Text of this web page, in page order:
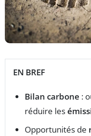
EN BREF
Bilan carbone :
réduire les
Opportunités de